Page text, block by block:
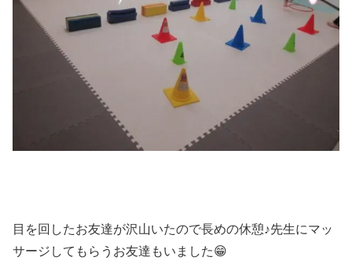
目を回したお友達が沢山いたので長めの休憩♪先生にマッ
サージしてもらうお友達もいました😁